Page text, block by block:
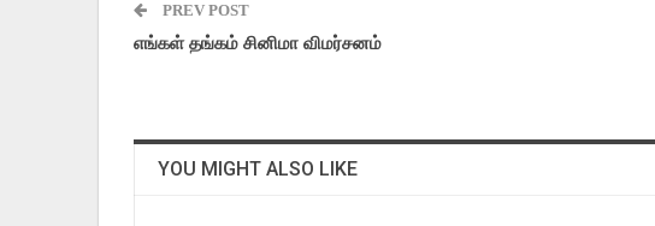
PREV POST
எங்கள் தங்கம் சினிமா விமர்சனம்
YOU MIGHT ALSO LIKE